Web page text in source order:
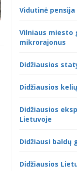
Vidutinė pensija
Vilniaus miesto
mikrorajonus
Didžiausios
Didžiausios
Didžiausios
Lietuvoje
Didžiausi baldų
Didžiausios